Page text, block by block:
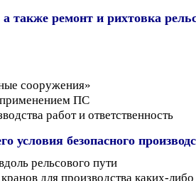
также ремонт и рихтовка
сооружения»
применением ПС
работ и ответственность
условия безопасного
рельсового пути
для производства каких-